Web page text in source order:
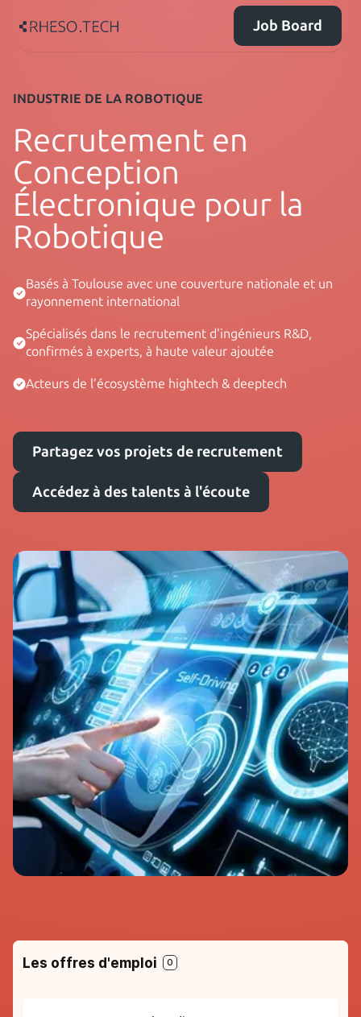
Job Board
INDUSTRIE DE LA ROBOTIQUE
Recrutement en
Conception
Électronique pour la
Robotique
Basés à Toulouse avec une couverture nationale et un
rayonnement international
Spécialisés dans le recrutement d'ingénieurs R&D,
confirmés à experts, à haute valeur ajoutée
Acteurs de l’écosystème hightech & deeptech
Partagez vos projets de recrutement
Accédez à des talents à l'écoute